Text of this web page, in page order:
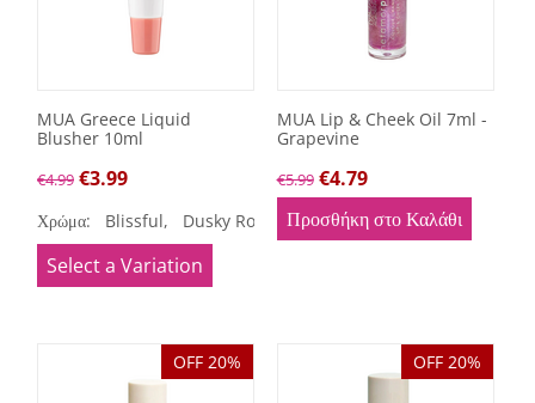
MUA Greece Liquid
Blusher 10ml
€4.99 €3.99
Χρώμα: Blissful, Dusky Rose, Frenzy, Misty Rose,
Select a Variation
MUA Lip & Cheek Oil 7ml -
Grapevine
€5.99 €4.79
Προσθήκη στο Καλάθι
OFF 20% OFF 20%